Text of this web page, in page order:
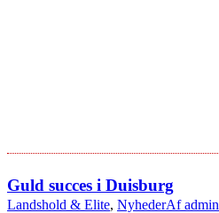
Guld succes i Duisburg
Landshold & Elite, NyhederAfadmin